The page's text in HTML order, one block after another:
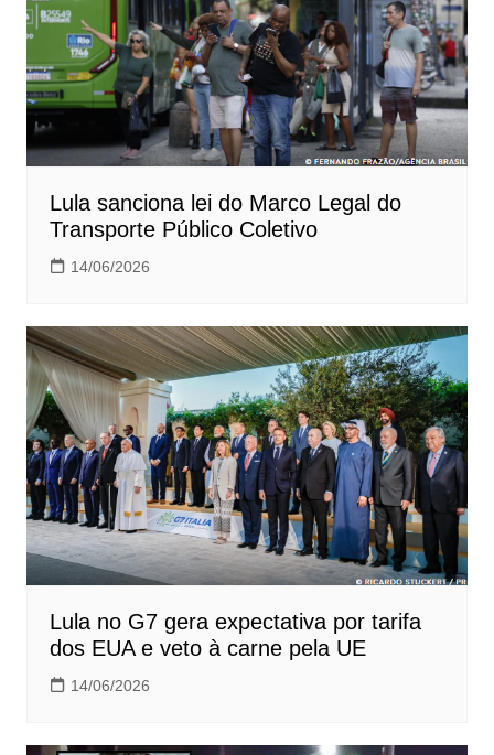
Lula sanciona lei do Marco Legal do
Transporte Público Coletivo
14/06/2026
Lula no G7 gera expectativa por tarifa
dos EUA e veto à carne pela UE
14/06/2026